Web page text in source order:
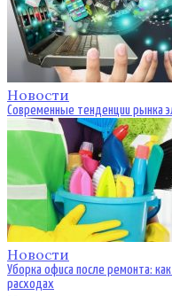
Новости
Современные тенденции рынка
Новости
Уборка офиса после ремонта:
расходах